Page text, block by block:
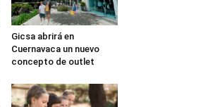
Gicsa abrirá en
Cuernavaca un nuevo
concepto de outlet